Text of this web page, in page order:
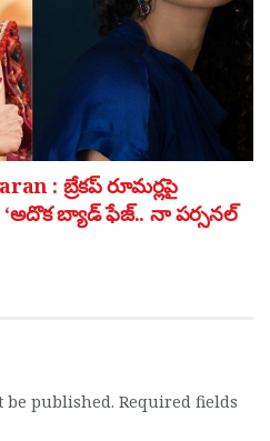
: బ్రేకప్ రూమర్లపై
బ్యాడ్ ఫేజ్.. నా పర్సనల్
be published. Required fields